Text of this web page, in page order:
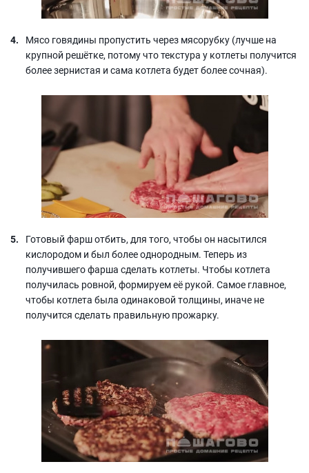
Мясо говядины пропустить через мясорубку (лучше на
крупной решётке, потому что текстура у котлеты получится
более зернистая и сама котлета будет более сочная).
Готовый фарш отбить, для того, чтобы он насытился
кислородом и был более однородным. Теперь из
получившего фарша сделать котлеты. Чтобы котлета
получилась ровной, формируем её рукой. Самое главное,
чтобы котлета была одинаковой толщины, иначе не
получится сделать правильную прожарку.